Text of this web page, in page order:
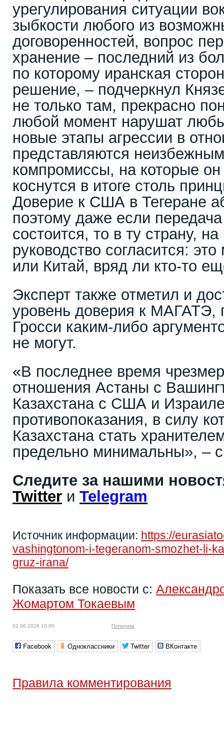
урегулирования ситуации
зыбкости любого из
договоренностей, вопрос
хранение – последний из
по которому иранская
решение, – подчеркнул
не только там, прекрасно
любой момент нарушат
новые этапы агрессии в
представляются
компромиссы, на которые он
коснутся в итоге столь
Доверие к США в Тегеране
поэтому даже если
состоится, то в ту страну,
руководство согласится:
или Китай, вряд ли кто-то
Эксперт также отметил и
уровень доверия к МАГАТЭ,
Гросси каким-либо
не могут.
«В последнее время
отношения Астаны с
Казахстана с США и
противопоказания, в силу
Казахстана стать
предельно минимальны», –
Следите за нашими
Twitter и Telegram
Источник информации: https://
vashingtonom-i-tegeranom-smozhet-li-
gruz-irana/
Показать все новости с:
Жомартом Токаевым
02.06.2026 10:00 Политика
Facebook Одноклассники Twitter ВКонтакте
Правила комментирования